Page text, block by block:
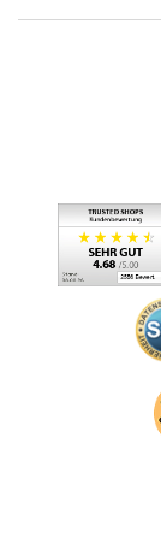
Entnehmen
entfernen die
die Nase und
Adresse
61267 Neu-